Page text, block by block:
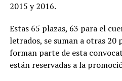
2015 y 2016.
Estas 65 plazas, 63 para el
letrados, se suman a otras 20
forman parte de esta
están reservadas a la